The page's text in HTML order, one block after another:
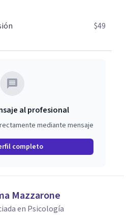
$49
al profesional
mediante mensaje
completo
Mazzarone
en Psicología